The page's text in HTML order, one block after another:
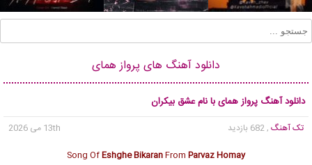
دانلود آهنگ های پرواز همای
دانلود آهنگ پرواز همای با نام عشق بیکران
تک آهنگ , 682 بازدید
13th می 2026
Song OfEshghe BikaranFrom Parvaz Homay